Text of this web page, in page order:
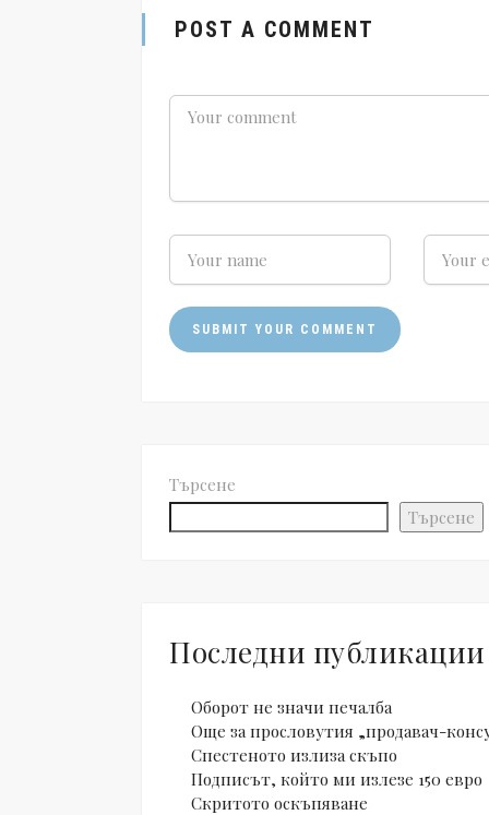
POST A COMMENT
Търсене
Търсене
Последни публикации
Оборот не значи печалба
Още за прословутия „продавач-
Спестеното излиза скъпо
Подписът, който ми излезе 150 евро
Скритото оскъпяване